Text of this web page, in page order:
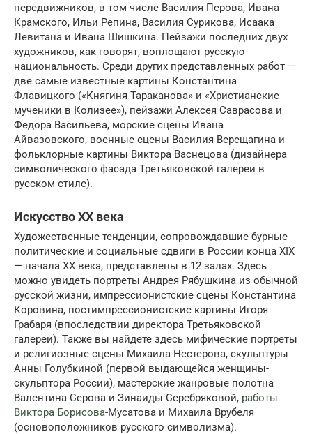
передвижников, в том числе Василия Перова, Ивана
Крамского, Ильи Репина, Василия Сурикова, Исаака
Левитана и Ивана Шишкина. Пейзажи последних двух
художников, как говорят, воплощают русскую
национальность. Среди других представленных работ —
две самые известные картины Константина
Флавицкого («Княгиня Тараканова» и «Христианские
мученики в Колизее»), пейзажи Алексея Саврасова и
Федора Васильева, морские сцены Ивана
Айвазовского, военные сцены Василия Верещагина и
фольклорные картины Виктора Васнецова (дизайнера
символического фасада Третьяковской галереи в
русском стиле).
Искусство ХХ века
Художественные тенденции, сопровождавшие бурные
политические и социальные сдвиги в России конца XIX
— начала XX века, представлены в 12 залах. Здесь
можно увидеть портреты Андрея Рябушкина из обычной
русской жизни, импрессионистские сцены Константина
Коровина, постимпрессионистские картины Игоря
Грабаря (впоследствии директора Третьяковской
галереи). Также вы найдете здесь мифические портреты
и религиозные сцены Михаила Нестерова, скульптуры
Анны Голубкиной (первой выдающейся женщины-
скульптора России), мастерские жанровые полотна
Валентина Серова и Зинаиды Серебряковой, работы
Виктора Борисова-Мусатова и Михаила Врубеля
(основоположников русского символизма).